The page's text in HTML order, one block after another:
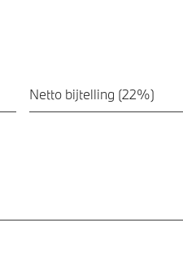
Netto bijtelling (22%)